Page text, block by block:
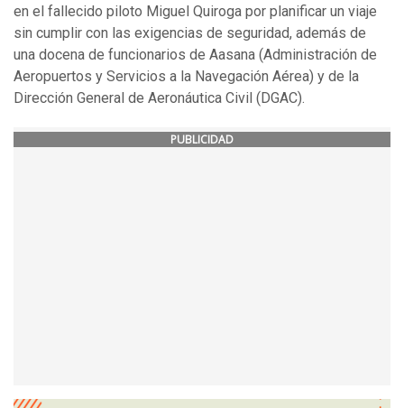
en el fallecido piloto Miguel Quiroga por planificar un viaje
sin cumplir con las exigencias de seguridad, además de
una docena de funcionarios de Aasana (Administración de
Aeropuertos y Servicios a la Navegación Aérea) y de la
Dirección General de Aeronáutica Civil (DGAC).
PUBLICIDAD